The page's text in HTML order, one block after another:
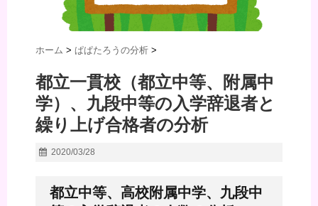
ホーム > ぱぱたろうの分析 >
都立一貫校（都立中等、附属中
学）、九段中等の入学辞退者と
繰り上げ合格者の分析
2020/03/28
都立中等、高校附属中学、九段中